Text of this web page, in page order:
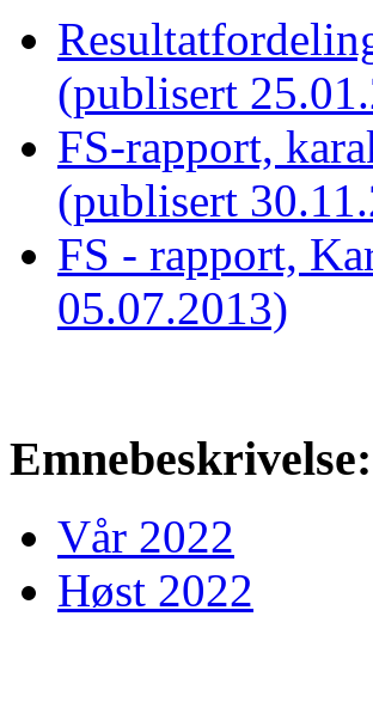
(publisert
FS-rapport,
(publisert
FS - rapport,
05.07.2013)
Emnebeskrivelse:
Vår 2022
Høst 2022